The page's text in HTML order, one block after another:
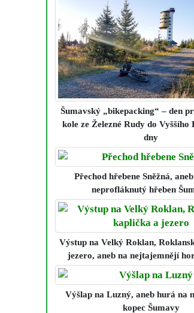
Šumavský „bikepacking“ – den
kole ze Železné Rudy do
dny
Přechod hřebene Sněžná,
neprofláknutý hřeben
Výstup na Velký Roklan,
jezero, aneb na nejtajemnějí
Výšlap na Luzný, aneb hurá na
kopec Šumavy